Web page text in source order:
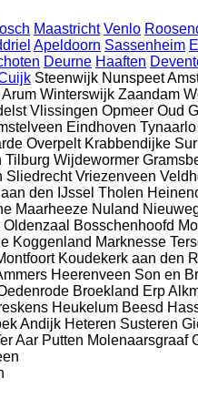
Maastricht Venlo
Apeldoorn Sassenheim
Deurne Haaften
Steenwijk Nunspeet
Arum Winterswijk Zaandam
Vlissingen Opmeer Oud
Eindhoven Tynaarlo
Overpelt Krabbendijke
Tilburg Wijdewormer
Sliedrecht Vriezenveen
den IJssel Tholen
Maarheeze Nuland
Oldenzaal Bosschenhoofd
Koggenland Marknesse
Koudekerk aan den
Heerenveen Son en
Broekland Erp
Heukelum Beesd
Andijk Heteren Susteren
Aar Putten Molenaarsgraaf